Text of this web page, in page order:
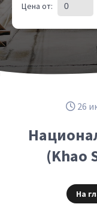
Цена от:
26
(Khao
На